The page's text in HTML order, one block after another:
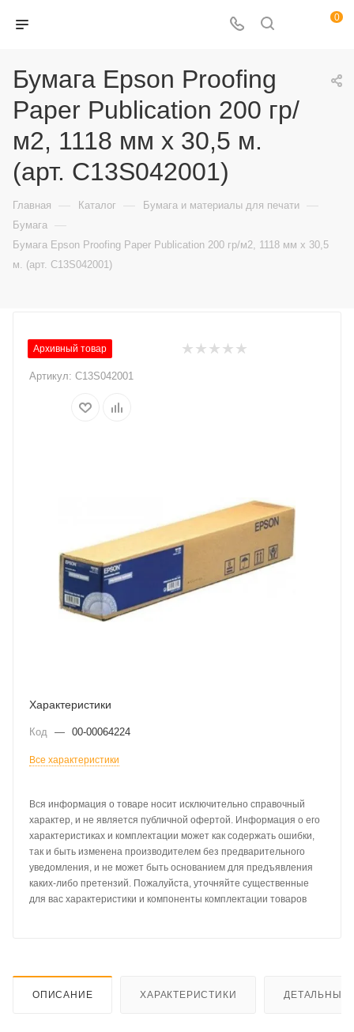
0
Бумага Epson Proofing
Paper Publication 200 гр/
м2, 1118 мм х 30,5 м.
(арт. C13S042001)
Главная — Каталог — Бумага и материалы для печати —
Бумага —
Бумага Epson Proofing Paper Publication 200 гр/м2, 1118 мм х 30,5
м. (арт. C13S042001)
Архивный товар
Артикул: C13S042001
Характеристики
Код — 00-00064224
Все характеристики
Вся информация о товаре носит исключительно справочный
характер, и не является публичной офертой. Информация о его
характеристиках и комплектации может как содержать ошибки,
так и быть изменена производителем без предварительного
уведомления, и не может быть основанием для предъявления
каких-либо претензий. Пожалуйста, уточняйте существенные
для вас характеристики и компоненты комплектации товаров
ОПИСАНИЕ ХАРАКТЕРИСТИКИ ДЕТАЛЬНЫЕ